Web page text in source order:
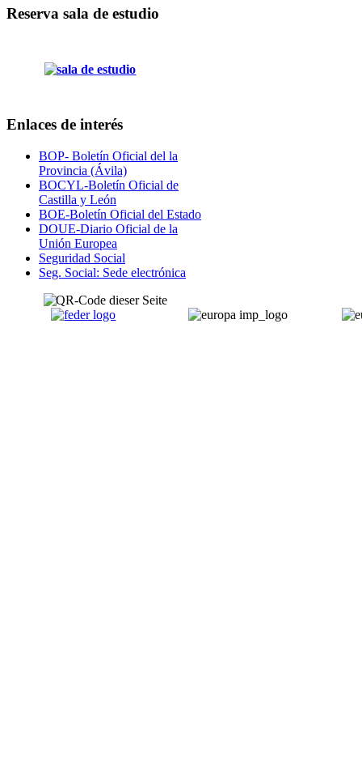
Reserva sala de estudio
Enlaces de interés
BOP- Boletín Oficial del la
Provincia (Ávila)
BOCYL-Boletín Oficial de
Castilla y León
BOE-Boletín Oficial del Estado
DOUE-Diario Oficial de la
Unión Europea
Seguridad Social
Seg. Social: Sede electrónica